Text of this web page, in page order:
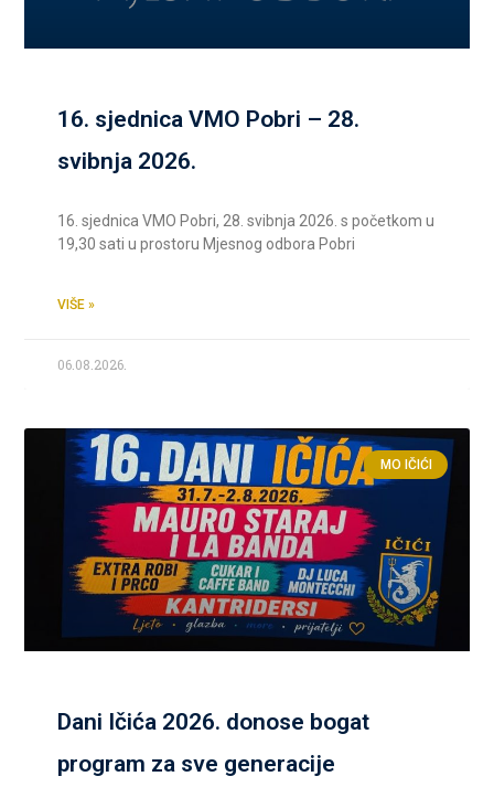
16. sjednica VMO Pobri – 28.
svibnja 2026.
16. sjednica VMO Pobri, 28. svibnja 2026. s početkom u
19,30 sati u prostoru Mjesnog odbora Pobri
VIŠE »
06.08.2026.
MO IČIĆI
Dani Ičića 2026. donose bogat
program za sve generacije